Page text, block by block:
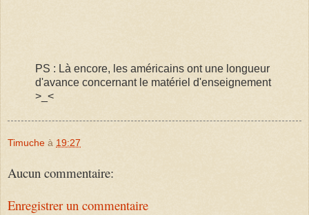
PS : Là encore, les américains ont une longueur
d'avance concernant le matériel d'enseignement
>_<
Timuche à 19:27
Aucun commentaire:
Enregistrer un commentaire